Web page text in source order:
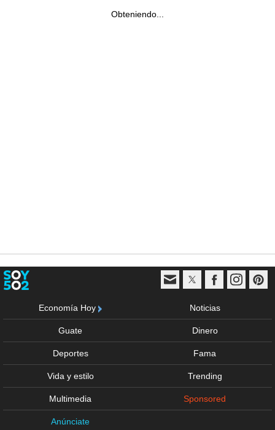
Obteniendo...
Economía Hoy Noticias
Guate Dinero
Deportes Fama
Vida y estilo Trending
Multimedia Sponsored
Anúnciate